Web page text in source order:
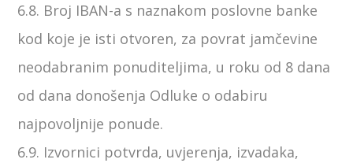
6.8. Broj IBAN-a s naznakom poslovne banke
kod koje je isti otvoren, za povrat jamčevine
neodabranim ponuditeljima, u roku od 8 dana
od dana donošenja Odluke o odabiru
najpovoljnije ponude.
6.9. Izvornici potvrda, uvjerenja, izvadaka,